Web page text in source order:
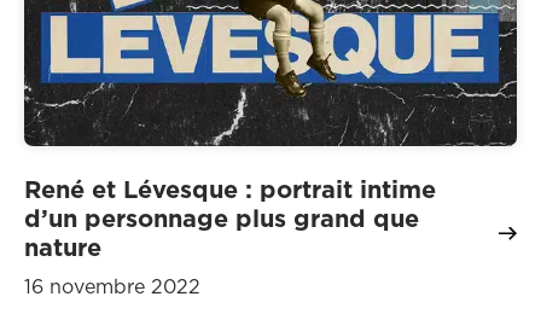
René et Lévesque : portrait intime
d’un personnage plus grand que
nature
16 novembre 2022